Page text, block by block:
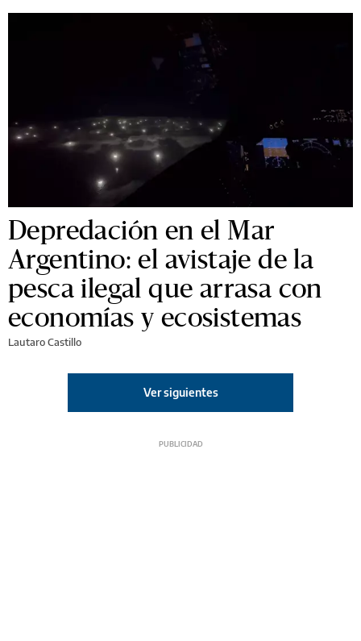
Depredación en el Mar
Argentino: el avistaje de la
pesca ilegal que arrasa con
economías y ecosistemas
Lautaro Castillo
Ver siguientes